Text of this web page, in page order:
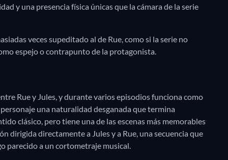
y una presencia física únicas que la cámara de la serie
veces supeditado al de Rue, como si la serie no
espejo o contrapunto de la protagonista.
Rue y Jules, y durante varios episodios funciona como
una naturalidad desganada que termina
clásico, pero tiene una de las escenas más memorables
dirigida directamente a Jules y a Rue, una secuencia que
parecido a un cortometraje musical.